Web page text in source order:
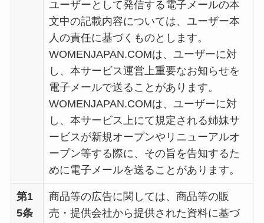
ユーザーとして発信する電子メールの本
文中の記載内容については、ユーザー本
人の責任に基づくものとします。
WOMENJAPAN.COMは、ユーザーに対
し、本サービス運営上重要なお知らせを
電子メールで送ることがあります。
WOMENJAPAN.COMは、ユーザーに対
し、本サービス上にて規定される姉妹サ
ービスが新規オープンやリニューアルオ
ープン等する際に、その旨を告知するた
めに電子メールを送ることがあります。
第1
5条
商品等の広告に関しては、商品等の販
売・提供会社から提供された資料に基づ